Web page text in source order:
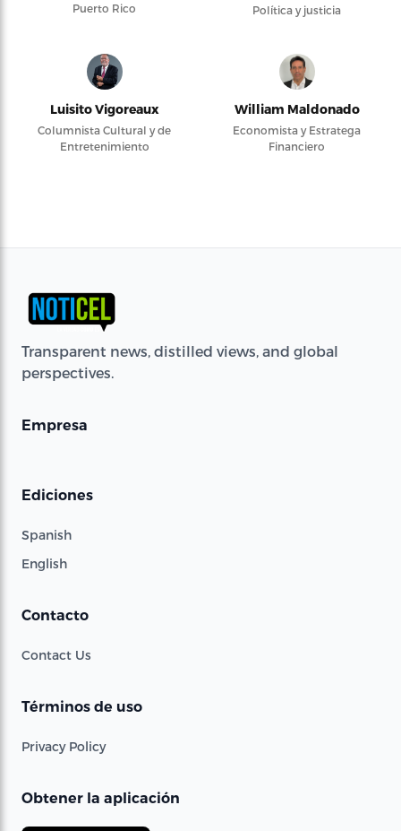
Puerto Rico
Política y justicia
Luisito Vigoreaux
Columnista Cultural y de
Entretenimiento
William Maldonado
Economista y Estratega
Financiero
Transparent news, distilled views, and global
perspectives.
Empresa
Ediciones
Spanish
English
Contacto
Contact Us
Términos de uso
Privacy Policy
Obtener la aplicación